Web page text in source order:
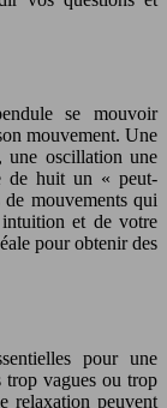
se mouvoir
mouvement. Une
une oscillation une
de huit un « peut-
mouvements qui
et de votre
pour obtenir des
pour une
trop vagues ou trop
relaxation peuvent